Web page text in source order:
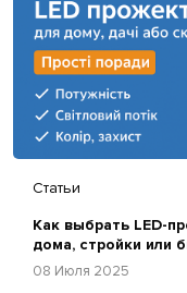
Статьи
Как выбрать LED-
дома, стройки или
простая инструкция
08 Июля 2025